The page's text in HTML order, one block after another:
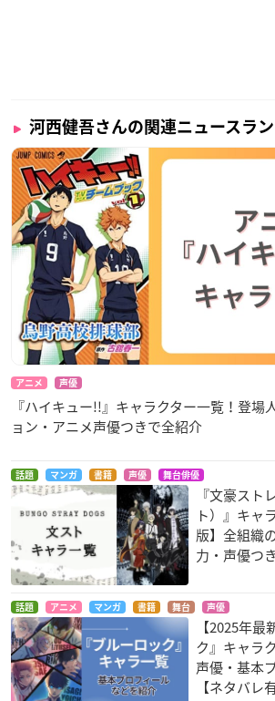
河西健吾さんの関連ニュースラ
アニメ 声優
『ハイキュー!!』キャラクター一覧！登場
ョン・アニメ声優つきで全紹介
話題 マンガ 書籍 声優 舞台俳優
『文豪スト
ト）』キャ
版】全組織
力・声優つ
話題 アニメ マンガ 書籍 舞台 声優
【2025年
ク』キャラ
声優・基本
【ネタバレ有